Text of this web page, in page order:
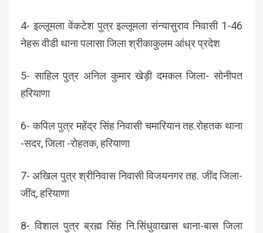
4- इल्लूमला वेंकटेश पुत्र इल्लूमला संन्यासुराव निवासी 1-46
नेहरू वीडी थाना पलासा जिला श्रीकाकुलम आंध्र प्रदेश
5- साहिल पुत्र अनिल कुमार खेड़ी दमकल जिला- सोनीपत
हरियाणा
6- कपिल पुत्र महेंद्र सिंह निवासी चमारियान तह.रोहतक थाना
-सदर, जिला -रोहतक, हरियाणा
7- अखिल पुत्र श्रीनिवास निवासी विजयनगर तह. जींद जिला-
जींद, हरियाणा
8- विशाल पुत्र ब्रह्म सिंह नि.सिंधुवाखास थाना-बास जिला